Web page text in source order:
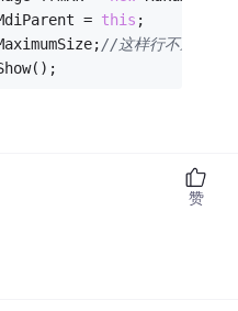
=
this ;
//这样行不通
赞